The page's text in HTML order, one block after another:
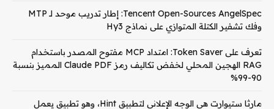
Tencent Open-Sources AngelSpec: إطار تدريب موحد لـ MTP
وفك تشفير الكتلة المتوازي على نماذج Hy3
تعرف على Token Saver: امتداد MCP مفتوح المصدر باستخدام
RAG الهجين المحلي لخفض تكاليف رمز Claude PDF المميز بنسبة
90-99%
مارثا ستيوارت هي الوجه الإعلاني لتطبيق Hint، وهو تطبيق يعمل